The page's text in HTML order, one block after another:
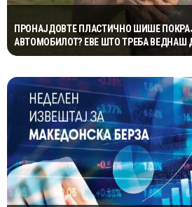
ПРОНАЈДОВТЕ ПЛАСТИЧНО ШИШЕ
АВТОМОБИЛОТ? ЕВЕ ШТО ТРЕБА ВЕДНАШ
ИЗБЕГНЕТЕ НЕПРИЈАТНОСТ